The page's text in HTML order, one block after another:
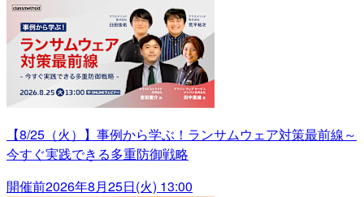
【8/25（火）】事例から学ぶ！ランサムウェア対策最前線～
今すぐ実践できる多重防御戦略
開催前2026年8月25日(火) 13:00